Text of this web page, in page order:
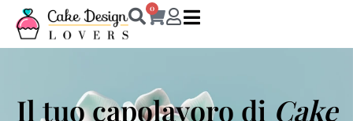
0
Il tuo capolavoro di Cake